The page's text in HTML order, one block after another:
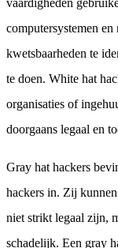
computersystemen en
kwetsbaarheden te
te doen. White hat
organisaties of
doorgaans legaal en
Gray hat hackers
hackers in. Zij
niet strikt legaal zijn,
schadelijk. Een gray